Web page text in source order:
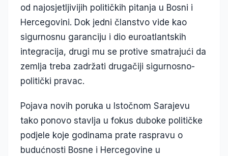
od najosjetljivijih političkih pitanja u Bosni i
Hercegovini. Dok jedni članstvo vide kao
sigurnosnu garanciju i dio euroatlantskih
integracija, drugi mu se protive smatrajući da
zemlja treba zadržati drugačiji sigurnosno-
politički pravac.
Pojava novih poruka u Istočnom Sarajevu
tako ponovo stavlja u fokus duboke političke
podjele koje godinama prate raspravu o
budućnosti Bosne i Hercegovine u